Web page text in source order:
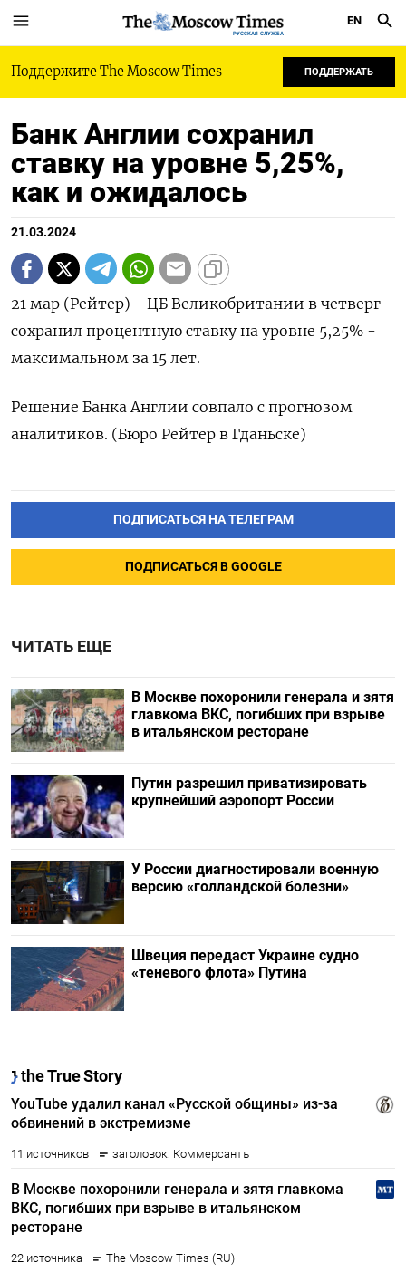
РУССКАЯ СЛУЖБА
EN
Поддержите The Moscow Times ПОДДЕРЖАТЬ
Банк Англии сохранил
ставку на уровне 5,25%,
как и ожидалось
21.03.2024
21 мар (Рейтер) - ЦБ Великобритании в четверг
сохранил процентную ставку на уровне 5,25% -
максимальном за 15 лет.
Решение Банка Англии совпало с прогнозом
аналитиков. (Бюро Рейтер в Гданьске)
ПОДПИСАТЬСЯ НА ТЕЛЕГРАМ
ПОДПИСАТЬСЯ В GOOGLE
ЧИТАТЬ ЕЩЕ
В Москве похоронили генерала и зятя
главкома ВКС, погибших при взрыве
в итальянском ресторане
Путин разрешил приватизировать
крупнейший аэропорт России
У России диагностировали военную
версию «голландской болезни»
Швеция передаст Украине судно
«теневого флота» Путина